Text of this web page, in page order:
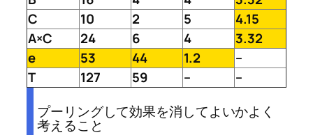
C
10 2 5
4.15
A×C
24 6 4
3.32
e
53 44 1.2
–
T
127 59 –
–
プーリングして効果を消してよいかよく
考えること